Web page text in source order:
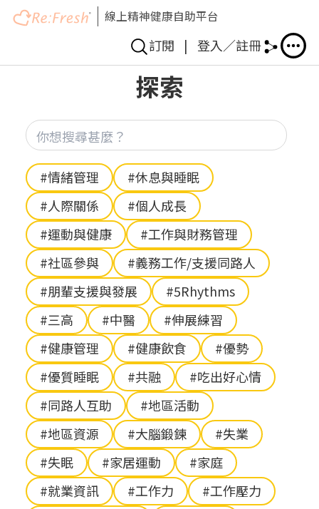
移
線上精神健康自助平台
訂閱 | 登入／註冊
探索
Hashtag
#情緒管理
#休息與睡眠
#人際關係
#個人成長
#運動與健康
#工作與財務管理
#社區參與
#義務工作/支援同路人
#朋輩支援與發展
#5Rhythms
#三高
#中醫
#伸展練習
#健康管理
#健康飲食
#優勢
#優質睡眠
#共融
#吃出好心情
#同路人互助
#地區活動
#地區資源
#大腦鍛鍊
#失業
#失眠
#家居運動
#家庭
#就業資訊
#工作力
#工作壓力